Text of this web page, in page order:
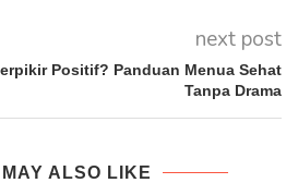
next post
Positif? Panduan Menua Sehat
Tanpa Drama
ALSO LIKE